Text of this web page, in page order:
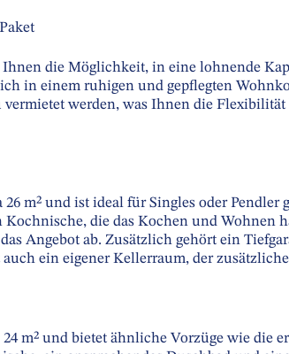
die Möglichkeit, in eine lohnende
in einem ruhigen und gepflegten
werden, was Ihnen die
m² und ist ideal für Singles oder Pendler
die das Kochen und Wohnen
Angebot ab. Zusätzlich gehört ein
ein eigener Kellerraum, der
m² und bietet ähnliche Vorzüge wie die